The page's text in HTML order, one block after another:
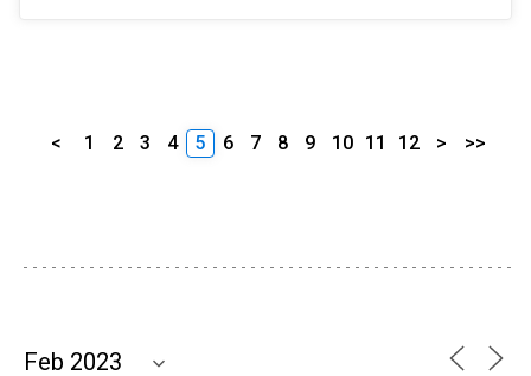
< 1 2 3 4 5 6 7 8 9 10 11 12 > >>